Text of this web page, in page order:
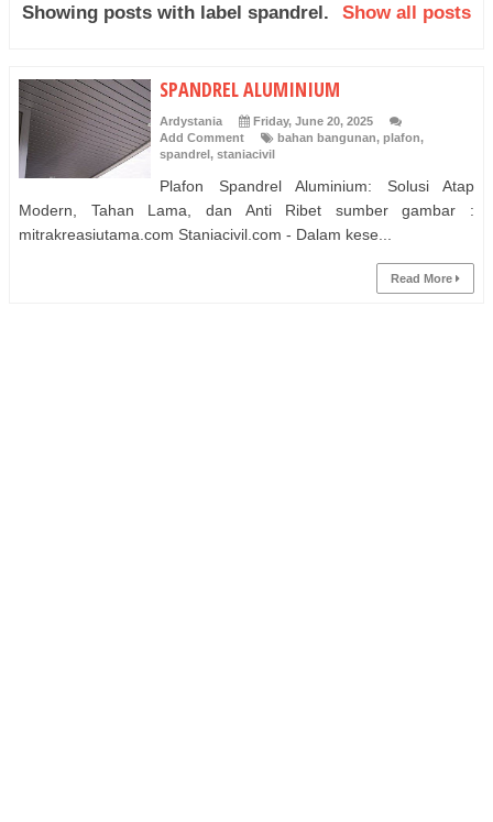
Showing posts with labelspandrel. Show all posts
SPANDREL ALUMINIUM
Ardystania
Friday, June 20, 2025
Add Comment
bahan bangunan, plafon,
spandrel, staniacivil
Plafon Spandrel Aluminium: Solusi Atap
Modern, Tahan Lama, dan Anti Ribet sumber gambar :
mitrakreasiutama.com Staniacivil.com - Dalam kese...
Read More